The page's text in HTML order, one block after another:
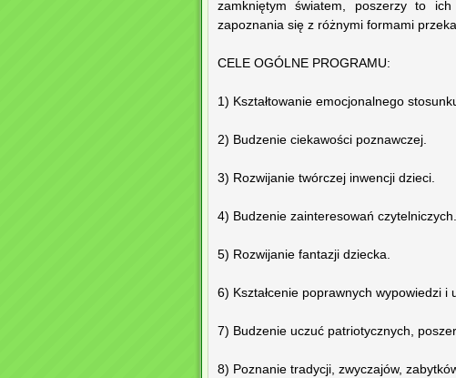
zamkniętym światem, poszerzy to
zapoznania się z różnymi formami
CELE OGÓLNE PROGRAMU:
1) Kształtowanie emocjonalnego
2) Budzenie ciekawości poznawczej.
3) Rozwijanie twórczej inwencji dzieci.
4) Budzenie zainteresowań czytelniczych.
5) Rozwijanie fantazji dziecka.
6) Kształcenie poprawnych wypowiedzi i
7) Budzenie uczuć patriotycznych,
8) Poznanie tradycji, zwyczajów,